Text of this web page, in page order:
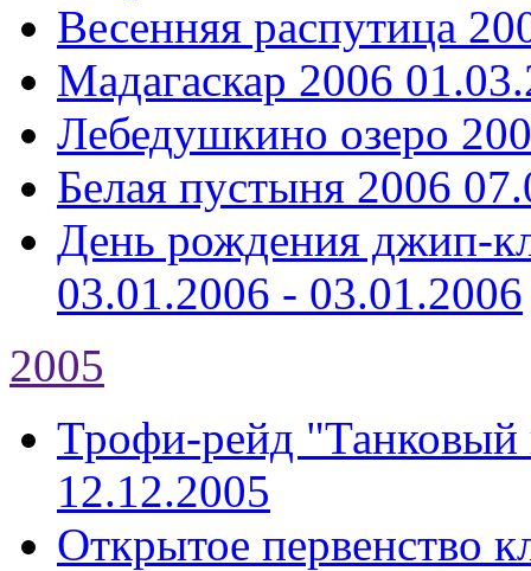
Весенняя распутица
Мадагаскар 2006
Лебедушкино озеро
Белая пустыня 2006
День рождения джип-
03.01.2006 - 03.01.2006
2005
Трофи-рейд
12.12.2005
Открытое первенство